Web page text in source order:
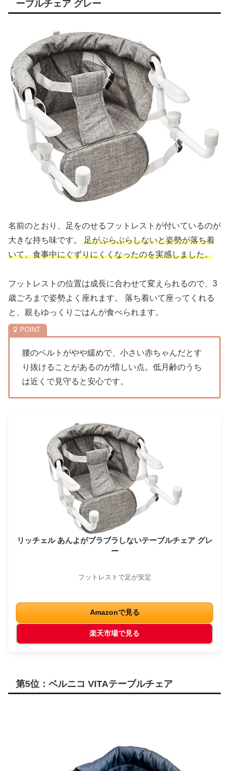
ーブルチェア グレー
名前のとおり、足をのせるフットレストが付いているのが
大きな持ち味です。 足がぶらぶらしないと姿勢が落ち着
いて、食事中にぐずりにくくなったのを実感しました。
フットレストの位置は成長に合わせて変えられるので、3
歳ごろまで姿勢よく座れます。 落ち着いて座ってくれる
と、親もゆっくりごはんが食べられます。
腰のベルトがやや緩めで、小さい赤ちゃんだとす
り抜けることがあるのが惜しい点。低月齢のうち
は近くで見守ると安心です。
リッチェル あんよがブラブラしないテーブルチェア グレ
ー
フットレストで足が安定
Amazonで見る
楽天市場で見る
第5位：ベルニコ VITAテーブルチェア